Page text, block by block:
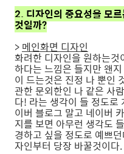
2. 디자인의 중요성을 모
것일까?
> 메인화면 디자인
화려한 디자인을 원하는
하다는 느낌은 들지만 왠
이 드는것은 진정 나 뿐인
관한 문외한인 나 같은 사
다! 라는 생각이 들 정도로
이버 블로그 말고 네이버
지를 보면 아무런 생각도
경하고 싶을 정도로 예쁘
자인부터 당장 바꿀것이다.